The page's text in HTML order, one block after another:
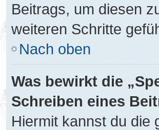
Beitrags, um diesen
weiteren Schritte
Nach oben
Was bewirkt die
Schreiben eines
Hiermit kannst du die